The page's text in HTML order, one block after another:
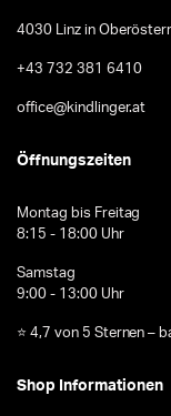
4030 Linz in
+43 732 381 6410
office@kindlinger.at
Öffnungszeiten
Montag bis Freitag
8:15 - 18:00 Uhr
Samstag
9:00 - 13:00 Uhr
⭐ 4,7 von 5 Sternen –
Shop Informationen